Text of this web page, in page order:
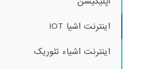
اینترنت اشیا IOT
اینترنت اشیاء تئوریک